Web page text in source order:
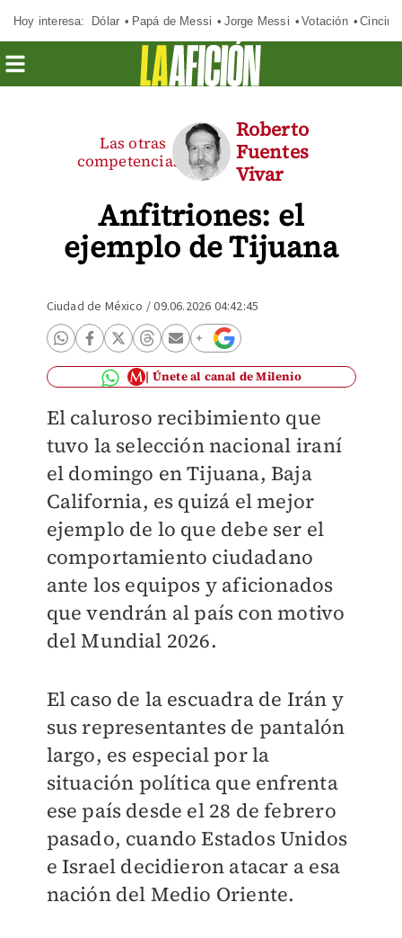
Hoy interesa: Dólar Papá de Messi Jorge Messi Votación
Anfitriones: el
ejemplo de Tijuana
Las otras
competencias
Roberto
Fuentes
Vivar
Ciudad de México /09.06.2026 04:42:45
Únete al canal de Milenio
El caluroso recibimiento que
tuvo la selección nacional iraní
el domingo en Tijuana, Baja
California, es quizá el mejor
ejemplo de lo que debe ser el
comportamiento ciudadano
ante los equipos y aficionados
que vendrán al país con motivo
del Mundial 2026.
El caso de la escuadra de Irán y
sus representantes de pantalón
largo, es especial por la
situación política que enfrenta
ese país desde el 28 de febrero
pasado, cuando Estados Unidos
e Israel decidieron atacar a esa
nación del Medio Oriente.